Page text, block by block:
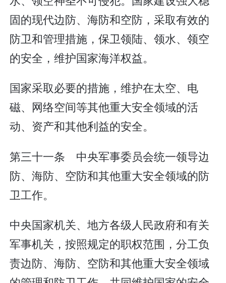
固的现代边防、海防和空防，采取有效的
防卫和管理措施，保卫领陆、领水、领空
的安全，维护国家海洋权益。
国家采取必要的措施，维护在太空、电
磁、网络空间等其他重大安全领域的活
动、资产和其他利益的安全。
第三十一条 中央军事委员会统一领导边
防、海防、空防和其他重大安全领域的防
卫工作。
中央国家机关、地方各级人民政府和有关
军事机关，按照规定的职权范围，分工负
责边防、海防、空防和其他重大安全领域